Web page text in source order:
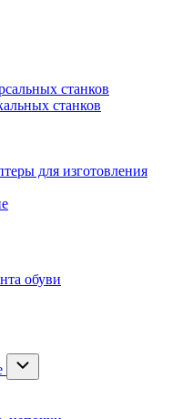
станков
станков
для изготовления
обуви